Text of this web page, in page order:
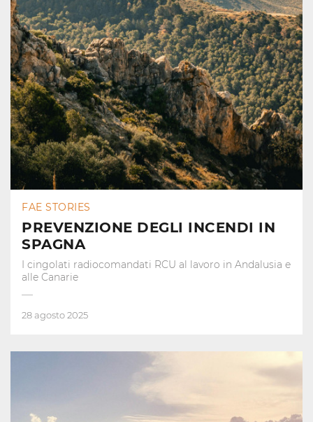
FAE STORIES
PREVENZIONE DEGLI INCENDI IN
SPAGNA
I cingolati radiocomandati RCU al lavoro in Andalusia e
alle Canarie
28 agosto 2025